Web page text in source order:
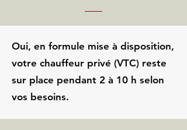
Oui, en formule mise à disposition,
votre chauffeur privé (VTC) reste
sur place pendant 2 à 10 h selon
vos besoins.